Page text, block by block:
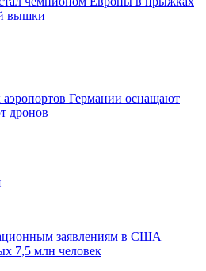
Германии оснащают
дронов
заявлениям в США
7,5 млн человек